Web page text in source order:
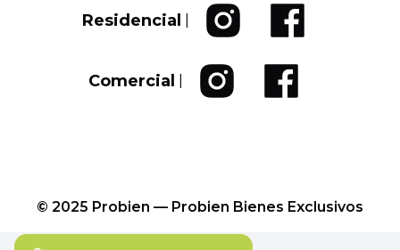
Residencial
Comercial
© 2025 Probien — Probien Bienes Exclusivos